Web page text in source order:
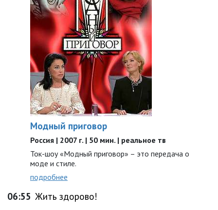
Модный приговор
Россия | 2007 г. | 50 мин. | реальное тв
Ток-шоу «Модный приговор» – это передача о
моде и стиле.
подробнее
06:55 Жить здорово!